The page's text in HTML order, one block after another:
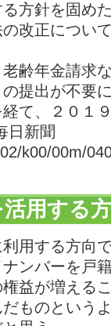
方針を固め
改正につい
齢年金請求
提出が不要
て、２０１
日新聞
k00/00m/
用する
用する方向
ンバーを戸
益が増える
ものという